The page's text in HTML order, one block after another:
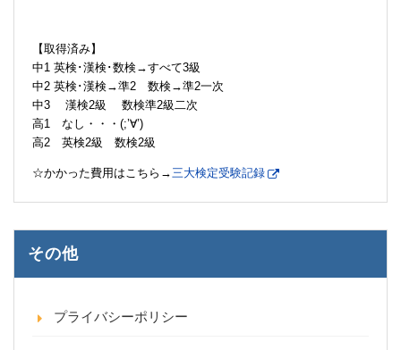
【取得済み】
中1 英検･漢検･数検→すべて3級
中2 英検･漢検→準2 数検→準2一次
中3 漢検2級 数検準2級二次
高1 なし・・・(;’∀’)
高2 英検2級 数検2級
☆かかった費用はこちら→三大検定受験記録
その他
プライバシーポリシー